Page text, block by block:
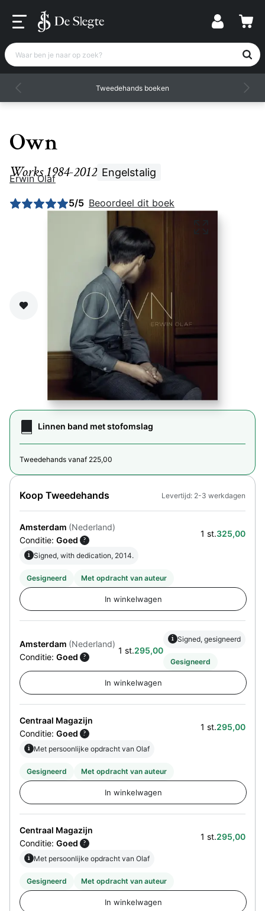
Waar ben je naar op zoek?
Tweedehands boeken
Own
Works 1984-2012 Engelstalig
Erwin Olaf
Gemiddelde beoordeling: 5 uit 5
5/5 Beoordeel dit boek
Zet op verlanglijst
Linnen band met stofomslag
Tweedehands vanaf 225,00
Koop Tweedehands
Amsterdam (Nederland)
Conditie: Goed ?
1 st.325,00
i Signed, with dedication, 2014.
Gesigneerd Met opdracht van auteur
Amsterdam (Nederland)
Conditie: Goed ?
1 st.295,00
i Signed, gesigneerd
Gesigneerd
Centraal Magazijn
Conditie: Goed ?
1 st.295,00
i Met persoonlijke opdracht van Olaf
Gesigneerd Met opdracht van auteur
Centraal Magazijn
Conditie: Goed ?
1 st.295,00
i Met persoonlijke opdracht van Olaf
Gesigneerd Met opdracht van auteur
Levertijd: 2-3 werkdagen